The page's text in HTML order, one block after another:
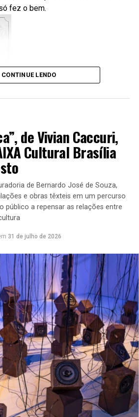
de sua exuberante
Emílio Goeldi. Johan Dalgas
vários livros
e do compromisso de cada
de qualidade. Informar-se,
votar com responsabilidade são
completo, as regras
fez o bem.
CONTINUE LENDO
de Vivian Caccuri,
Cultural Brasília
de Bernardo José de Souza,
e obras têxteis em um percurso
público a repensar as relações entre
31 de julho de 2026